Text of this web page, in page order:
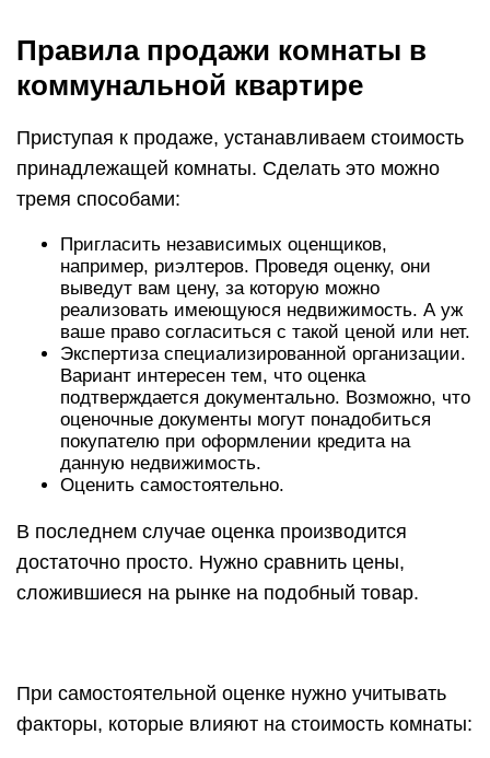
Правила продажи комнаты в
коммунальной квартире
Приступая к продаже, устанавливаем стоимость
принадлежащей комнаты. Сделать это можно
тремя способами:
Пригласить независимых оценщиков,
например, риэлтеров. Проведя оценку, они
выведут вам цену, за которую можно
реализовать имеющуюся недвижимость. А уж
ваше право согласиться с такой ценой или нет.
Экспертиза специализированной организации.
Вариант интересен тем, что оценка
подтверждается документально. Возможно, что
оценочные документы могут понадобиться
покупателю при оформлении кредита на
данную недвижимость.
Оценить самостоятельно.
В последнем случае оценка производится
достаточно просто. Нужно сравнить цены,
сложившиеся на рынке на подобный товар.
При самостоятельной оценке нужно учитывать
факторы, которые влияют на стоимость комнаты: